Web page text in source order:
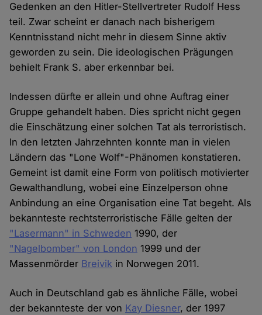
Gedenken an den Hitler-Stellvertreter Rudolf Hess
teil. Zwar scheint er danach nach bisherigem
Kenntnisstand nicht mehr in diesem Sinne aktiv
geworden zu sein. Die ideologischen Prägungen
behielt Frank S. aber erkennbar bei.
Indessen dürfte er allein und ohne Auftrag einer
Gruppe gehandelt haben. Dies spricht nicht gegen
die Einschätzung einer solchen Tat als terroristisch.
In den letzten Jahrzehnten konnte man in vielen
Ländern das "Lone Wolf"-Phänomen konstatieren.
Gemeint ist damit eine Form von politisch motivierter
Gewalthandlung, wobei eine Einzelperson ohne
Anbindung an eine Organisation eine Tat begeht. Als
bekannteste rechtsterroristische Fälle gelten der
"Lasermann" in Schweden 1990, der
"Nagelbomber" von London 1999 und der
Massenmörder Breivik in Norwegen 2011.
Auch in Deutschland gab es ähnliche Fälle, wobei
der bekannteste der von Kay Diesner, der 1997